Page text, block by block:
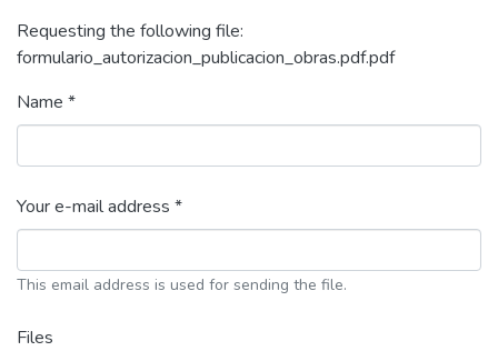
Requesting the following file:
formulario_autorizacion_publicacion_obras.pdf.pdf
Name *
Your e-mail address *
This email address is used for sending the file.
Files